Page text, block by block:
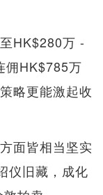
HK$280万 -
佣HK$785万
略更能激起收
面皆相当坚实
仪旧藏，成化